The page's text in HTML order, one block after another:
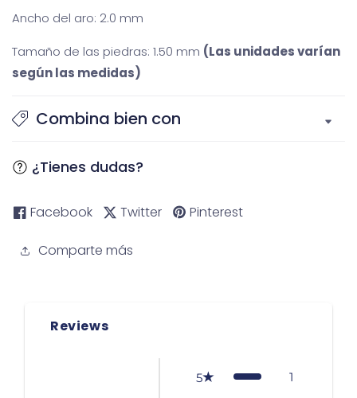
Ancho del aro: 2.0 mm
Tamaño de las piedras: 1.50 mm (Las unidades varían
según las medidas)
Combina bien con
¿Tienes dudas?
Facebook Twitter Pinterest
Comparte más
Reviews
5 1